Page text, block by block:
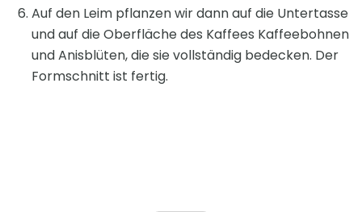
Auf den Leim pflanzen wir dann auf die Untertasse
und auf die Oberfläche des Kaffees Kaffeebohnen
und Anisblüten, die sie vollständig bedecken. Der
Formschnitt ist fertig.